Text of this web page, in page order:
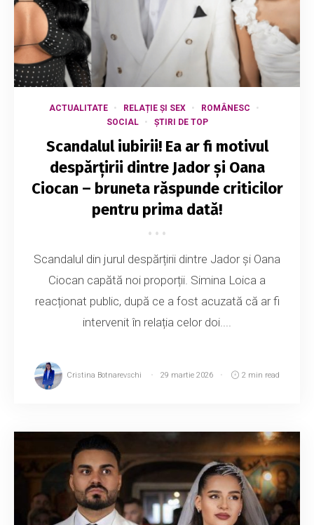
ACTUALITATE RELAȚIE ȘI SEX
ROMÂNESC
SOCIAL
ȘTIRI DE TOP
Scandalul iubirii! Ea ar fi motivul
despărțirii dintre Jador și Oana
Ciocan – bruneta răspunde criticilor
pentru prima dată!
Scandalul din jurul despărțirii dintre Jador și Oana
Ciocan capătă noi proporții. Simina Loica a
reacționat public, după ce a fost acuzată că ar fi
intervenit în relația celor doi....
Cristina Botnarevschi 29 martie 2026 2 min read